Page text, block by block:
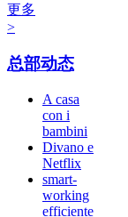
更多
>
总部动态
A casa
con i
bambini
Divano e
Netflix
smart-
working
efficiente